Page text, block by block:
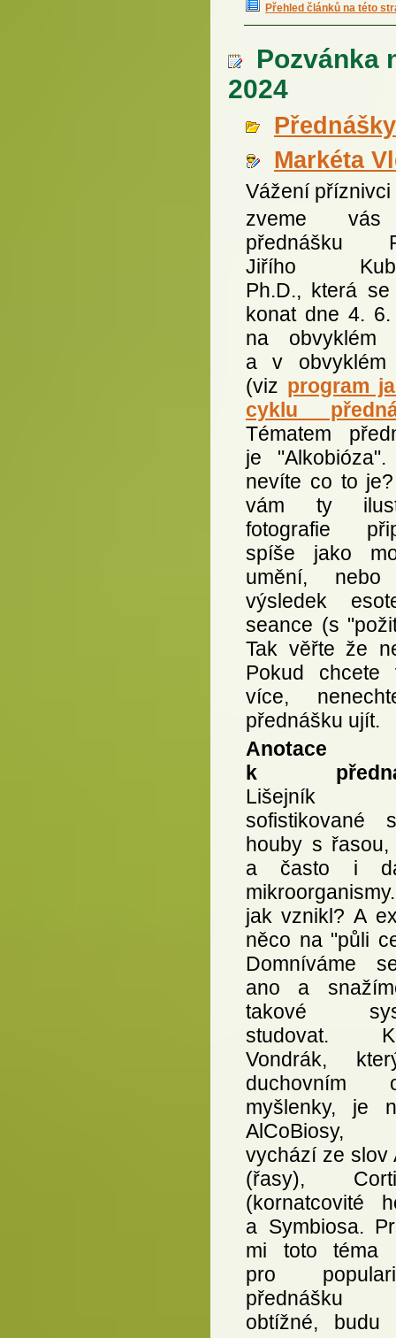
Přehled článků na této
Pozvánka
2024
Přednášky
Markéta
Vážení příznivci
zveme
přednášku
Jiřího
Ph.D., která se
konat dne 4.
na obvyklém
a v obvyklém
(viz program
cyklu
Tématem
je "Alkobióza".
nevíte co to
vám ty
fotografie
spíše jako
umění, nebo
výsledek
seance (s
Tak věřte že
Pokud chcete
více,
přednášku ujít.
Anotace
k
sofistikované
houby s
a často i
jak vznikl? A
něco na "půli
Domníváme
ano a
takové
studovat.
Vondrák,
duchovním
myšlenky, je
vychází ze slov
(řasy),
(kornatcovité
a Symbiosa.
mi toto téma
pro
přednášku
obtížné, budu